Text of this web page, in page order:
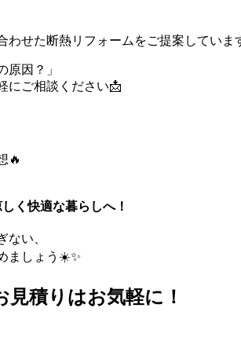
わせた断熱リフォームをご提案していま
原因？」
にご相談ください📩
🔥
く快適な暮らしへ！
ない、
ましょう☀️✨
見積りはお気軽に！